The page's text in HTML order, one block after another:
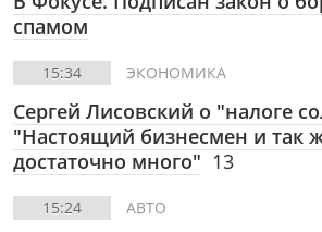
спамом
15:34 ЭКОНОМИКА
Сергей Лисовский о "налоге
"Настоящий бизнесмен и так
достаточно много" 13
15:24 АВТО